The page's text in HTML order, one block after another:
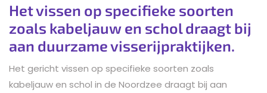
Het vissen op specifieke soorten
zoals kabeljauw en schol draagt bij
aan duurzame visserijpraktijken.
Het gericht vissen op specifieke soorten zoals
kabeljauw en schol in de Noordzee draagt bij aan